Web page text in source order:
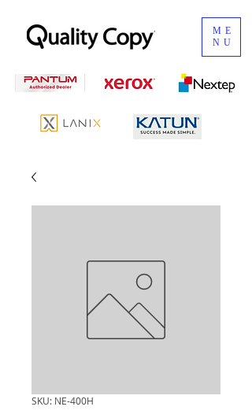
ME
NU
SKU: NE-400H